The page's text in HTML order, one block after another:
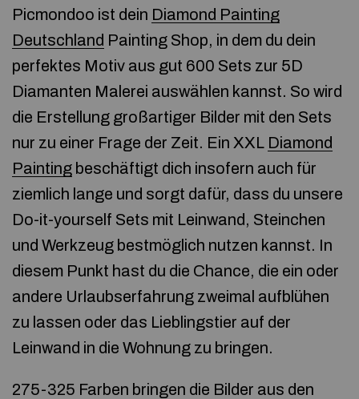
Picmondoo ist dein Diamond Painting
Deutschland Painting Shop, in dem du dein
perfektes Motiv aus gut 600 Sets zur 5D
Diamanten Malerei auswählen kannst. So wird
die Erstellung großartiger Bilder mit den Sets
nur zu einer Frage der Zeit. Ein XXL Diamond
Painting beschäftigt dich insofern auch für
ziemlich lange und sorgt dafür, dass du unsere
Do-it-yourself Sets mit Leinwand, Steinchen
und Werkzeug bestmöglich nutzen kannst. In
diesem Punkt hast du die Chance, die ein oder
andere Urlaubserfahrung zweimal aufblühen
zu lassen oder das Lieblingstier auf der
Leinwand in die Wohnung zu bringen.
275-325 Farben bringen die Bilder aus den